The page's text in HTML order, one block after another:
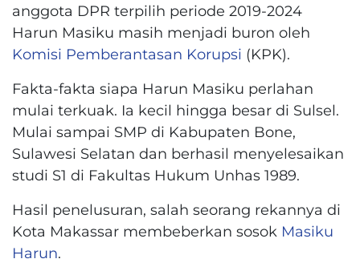
anggota DPR terpilih periode 2019-2024
Harun Masiku masih menjadi buron oleh
Komisi Pemberantasan Korupsi (KPK).
Fakta-fakta siapa Harun Masiku perlahan
mulai terkuak. Ia kecil hingga besar di Sulsel.
Mulai sampai SMP di Kabupaten Bone,
Sulawesi Selatan dan berhasil menyelesaikan
studi S1 di Fakultas Hukum Unhas 1989.
Hasil penelusuran, salah seorang rekannya di
Kota Makassar membeberkan sosok Masiku
Harun.